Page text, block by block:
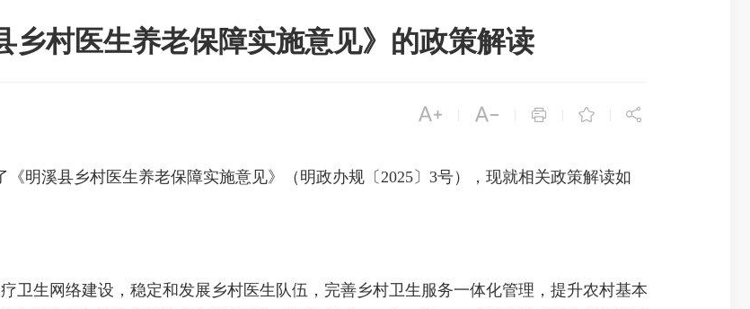
乡村医生养老保障实施意见》的政策解读
    
明溪县乡村医生养老保障实施意见》（明政办规〔2025〕3号），现就相关政策解读如
生网络建设，稳定和发展乡村医生队伍，完善乡村卫生服务一体化管理，提升农村基本